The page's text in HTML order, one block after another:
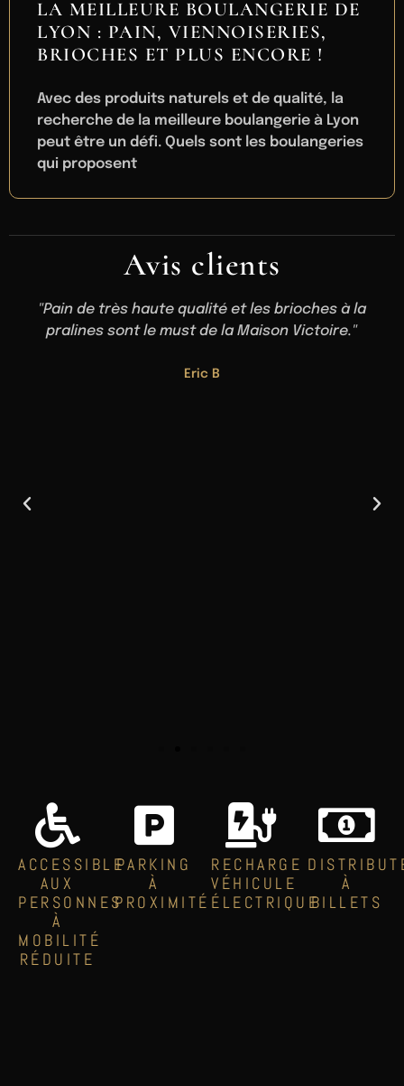
LA MEILLEURE BOULANGERIE DE
LYON : PAIN, VIENNOISERIES,
BRIOCHES ET PLUS ENCORE !
Avec des produits naturels et de qualité, la
recherche de la meilleure boulangerie à Lyon
peut être un défi. Quels sont les boulangeries
qui proposent
Avis clients
"Pain de très haute qualité et les brioches à la
pralines sont le must de la Maison Victoire."
Eric B
ACCESSIBLE
AUX
PERSONNES
À
MOBILITÉ
RÉDUITE
PARKING
À
PROXIMITÉ
RECHARGE
VÉHICULE
ÉLECTRIQUE
À
BILLETS